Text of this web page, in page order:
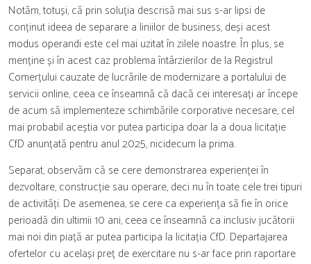
Notăm, totuși, că prin soluția descrisă mai sus s-ar lipsi de
conținut ideea de separare a liniilor de business, deși acest
modus operandi este cel mai uzitat în zilele noastre. În plus, se
menține și în acest caz problema întârzierilor de la Registrul
Comerțului cauzate de lucrările de modernizare a portalului de
servicii online, ceea ce înseamnă că dacă cei interesați ar începe
de acum să implementeze schimbările corporative necesare, cel
mai probabil aceștia vor putea participa doar la a doua licitație
CfD anunțată pentru anul 2025, nicidecum la prima.
Separat, observăm că se cere demonstrarea experienței în
dezvoltare, construcție sau operare, deci nu în toate cele trei tipuri
de activități. De asemenea, se cere ca experiența să fie în orice
perioadă din ultimii 10 ani, ceea ce înseamnă ca inclusiv jucătorii
mai noi din piață ar putea participa la licitația CfD. Departajarea
ofertelor cu același preț de exercitare nu s-ar face prin raportare